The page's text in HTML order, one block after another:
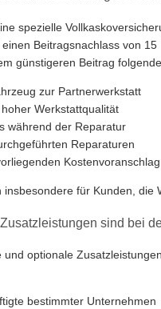
spezielle
Beitragsnachlass von
günstigeren Beitrag
zur Partnerwerkstatt
Werkstattqualität
während der Reparatur
Reparaturen
Kostenvoranschlag
für Kunden,
sind bei
und optionale
bestimmter Unternehmen